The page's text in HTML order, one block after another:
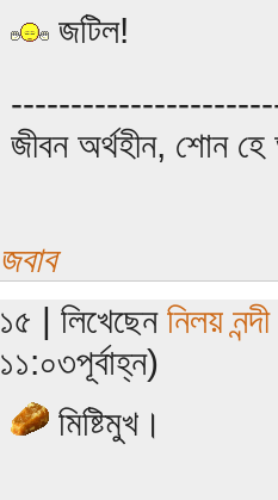
জটিল!
জীবন অর্থহীন, শোন হে
জবাব
১৫ | লিখেছেন নিলয় নন্দী
১১:০৩পূর্বাহ্ন)
মিষ্টিমুখ।